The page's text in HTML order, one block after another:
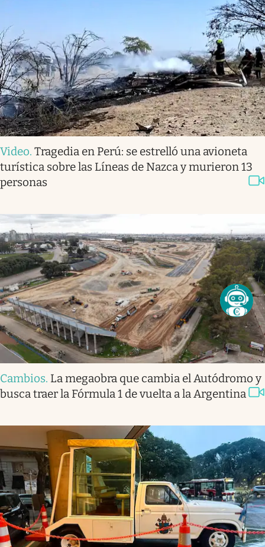
Video. Tragedia en Perú: se estrelló una avioneta
turística sobre las Líneas de Nazca y murieron 13
personas
Cambios. La megaobra que cambia el Autódromo y
busca traer la Fórmula 1 de vuelta a la Argentina